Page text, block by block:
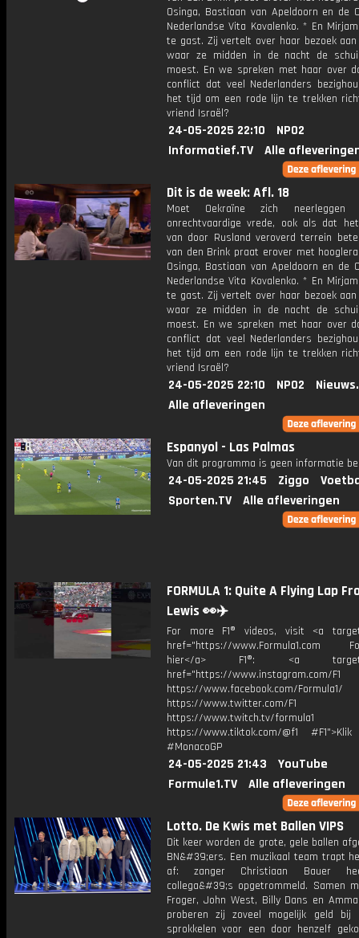
Osinga, Bastiaan van Apeldoorn en de
Nederlandse Vita Kovalenko. * En
te gast. Zij vertelt over haar bezoek aan
waar ze midden in de nacht de
moest. En we spreken met haar over
conflict dat veel Nederlanders
het tijd om een rode lijn te trekken
vriend Israël?
24-05-2025 22:10
NPO2
Informatief.TV
Alle
Dit is de week: Afl. 18
Moet Oekraïne zich
onrechtvaardige vrede, ook als dat
van door Rusland veroverd terrein
van den Brink praat erover met
Osinga, Bastiaan van Apeldoorn en de
Nederlandse Vita Kovalenko. * En
te gast. Zij vertelt over haar bezoek aan
waar ze midden in de nacht de
moest. En we spreken met haar over
conflict dat veel Nederlanders
het tijd om een rode lijn te trekken
vriend Israël?
24-05-2025 22:10 NPO2
Alle afleveringen
Espanyol - Las Palmas
Van dit programma is geen informatie
24-05-2025 21:45 Ziggo
Sporten.TV
Alle afleveringen
FORMULA 1: Quite A Flying Lap
Lewis 👀✈️
For more F1® videos, visit <a
href="https://www.Formula1.com
hier</a> F1®: <a
href="https://www.instagram.com/F1
https://www.facebook.com/Formula1/
https://www.twitter.com/F1
https://www.twitch.tv/formula1
https://www.tiktok.com/@f1
#MonacoGP
24-05-2025 21:43
YouTube
Formule1.TV
Alle afleveringen
Lotto. De Kwis met Ballen VIPS
Dit keer worden de grote, gele ballen
BN&#39;ers. Een muzikaal team trapt
af: zanger Christiaan Bauer
collega&#39;s opgetrommeld. Samen
Froger, John West, Billy Dans en
proberen zij zoveel mogelijk geld bij
sprokkelen voor een door henzelf